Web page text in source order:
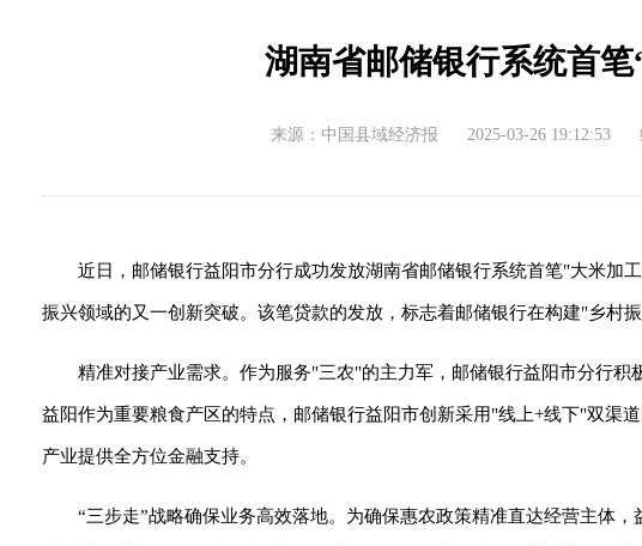
湖南省邮储银行系统首
来源：中国县域经济报 2025-03-26 19:12:53
近日，邮储银行益阳市分行成功发放湖南省邮储银行系统首笔"大米加
振兴领域的又一创新突破。该笔贷款的发放，标志着邮储银行在构建"乡村
精准对接产业需求。作为服务"三农"的主力军，邮储银行益阳市分行
益阳作为重要粮食产区的特点，邮储银行益阳市创新采用"线上+线下"双渠
产业提供全方位金融支持。
“三步走”战略确保业务高效落地。为确保惠农政策精准直达经营主体